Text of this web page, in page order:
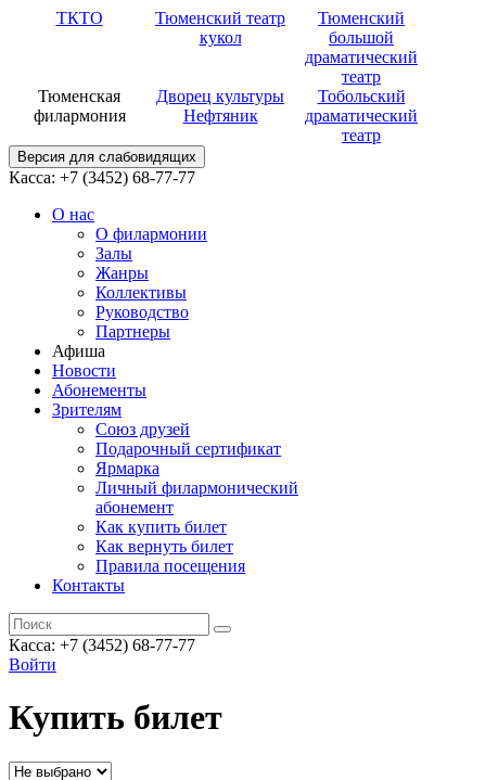
ТКТО
Тюменский театр
кукол
Тюменский
большой
драматический
театр
Тюменская
филармония
Дворец культуры
Нефтяник
Тобольский
драматический
театр
Версия для слабовидящих
Касса: +7 (3452) 68-77-77
О нас
О филармонии
Залы
Жанры
Коллективы
Руководство
Партнеры
Афиша
Новости
Абонементы
Зрителям
Союз друзей
Подарочный сертификат
Ярмарка
Личный филармонический
абонемент
Как купить билет
Как вернуть билет
Правила посещения
Контакты
Касса: +7 (3452) 68-77-77
Войти
Купить билет